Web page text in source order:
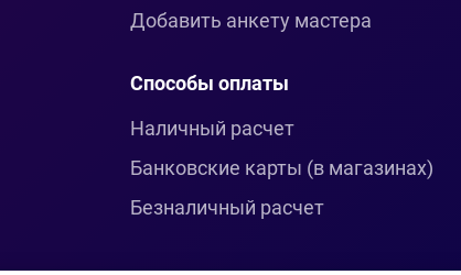
Добавить анкету мастера
Способы оплаты
Наличный расчет
Банковские карты (в магазинах)
Безналичный расчет